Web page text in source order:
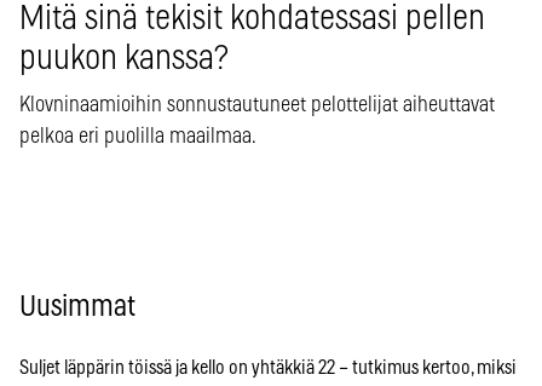
Mitä sinä tekisit kohdatessasi pellen
puukon kanssa?
Klovninaamioihin sonnustautuneet pelottelijat aiheuttavat
pelkoa eri puolilla maailmaa.
Uusimmat
Suljet läppärin töissä ja kello on yhtäkkiä 22 – tutkimus kertoo, miksi